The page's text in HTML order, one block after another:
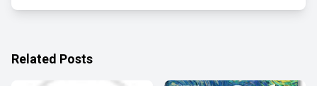
Related Posts